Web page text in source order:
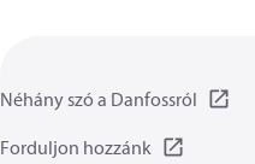
Néhány szó a Danfossról
Forduljon hozzánk